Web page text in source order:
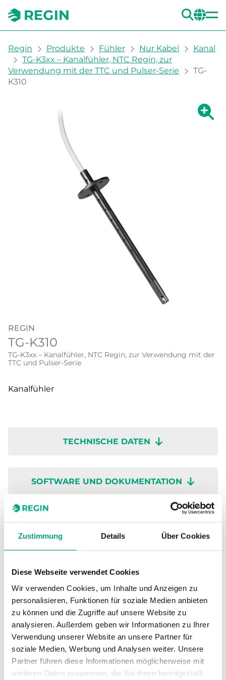
Zustimmung Details Über Cookies
Diese Webseite verwendet Cookies
Wir verwenden Cookies, um Inhalte und Anzeigen zu
personalisieren, Funktionen für soziale Medien anbieten
zu können und die Zugriffe auf unsere Website zu
analysieren. Außerdem geben wir Informationen zu Ihrer
Verwendung unserer Website an unsere Partner für
soziale Medien, Werbung und Analysen weiter. Unsere
Partner führen diese Informationen möglicherweise mit
weiteren Daten zusammen, die Sie ihnen bereitgestellt
You are here:
Regin Produkte Fühler Nur Kabel
Kanal
TG-K3xx – Kanalfühler, NTC Regin, zur
Verwendung mit der TTC und Pulser-Serie
TG-
K310
Zeige
REGIN
TG-K310
TG-K3xx – Kanalfühler, NTC Regin, zur Verwendung mit der
TTC und Pulser-Serie
Kanalfühler
TECHNISCHE DATEN
SOFTWARE UND DOKUMENTATION
Technische Daten
Sensor-Schnittstelle Passiv
Display Nein
Eintauchlänge 15…145 mm